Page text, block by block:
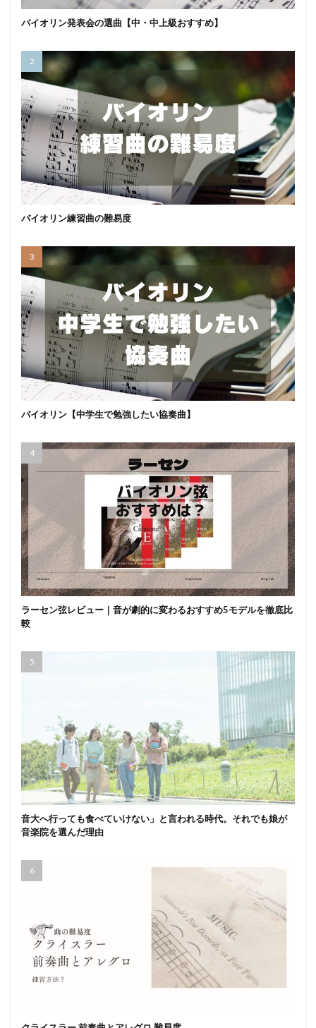
バイオリン発表会の選曲【中・中上級おすすめ】
バイオリン練習曲の難易度
バイオリン【中学生で勉強したい協奏曲】
ラーセン弦レビュー｜音が劇的に変わるおすすめ5モデルを徹底比
較
音大へ行っても食べていけない」と言われる時代。それでも娘が
音楽院を選んだ理由